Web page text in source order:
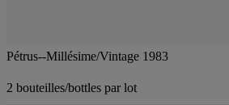
Pétrus--Millésime/Vintage 1983
2 bouteilles/bottles par lot